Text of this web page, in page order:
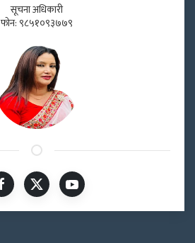
सूचना अधिकारी
फोन: ९८५१०९३७७९